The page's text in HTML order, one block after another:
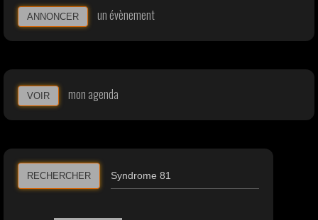
ANNONCER un évènement
VOIR mon agenda
RECHERCHER